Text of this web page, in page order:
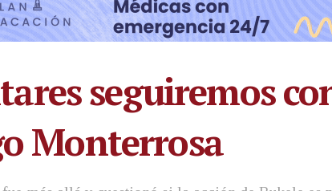
seguiremos
Monterrosa